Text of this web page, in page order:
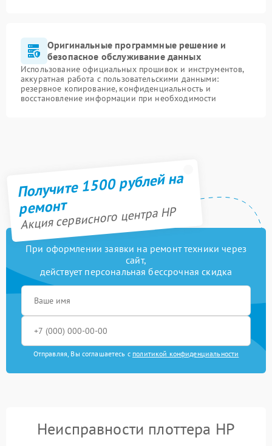
Оригинальные программные решение и
безопасное обслуживание данных
Использование официальных прошивок и инструментов,
аккуратная работа с пользовательскими данными:
резервное копирование, конфиденциальность и
восстановление информации при необходимости
Получите 1500 рублей на
ремонт
Акция сервисного центра HP
При оформлении заявки на ремонт техники через
сайт,
действует персональная бессрочная скидка
Отправляя, Вы соглашаетесь с политикой конфиденциальности
Неисправности плоттера HP